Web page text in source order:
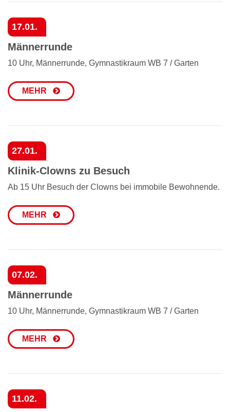
17.01.
Männerrunde
10 Uhr, Männerrunde, Gymnastikraum WB 7 / Garten
MEHR
27.01.
Klinik-Clowns zu Besuch
Ab 15 Uhr Besuch der Clowns bei immobile Bewohnende.
MEHR
07.02.
Männerrunde
10 Uhr, Männerrunde, Gymnastikraum WB 7 / Garten
MEHR
11.02.